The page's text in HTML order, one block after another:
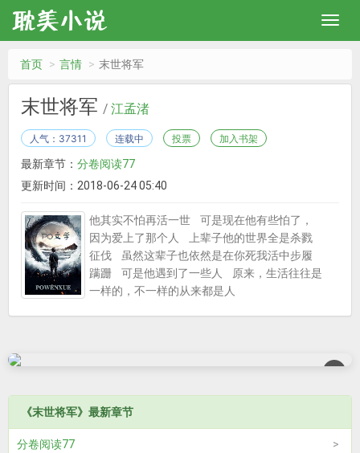
首页 言情 末世将军
末世将军 / 江孟渚
人气：37311 连载中 投票 加入书架
最新章节： 分卷阅读77
更新时间：2018-06-24 05:40
他其实不怕再活一世 可是现在他有些怕了，
因为爱上了那个人 上辈子他的世界全是杀戮
征伐 虽然这辈子也依然是在你死我活中步履
蹒跚 可是他遇到了一些人 原来，生活往往是
一样的，不一样的从来都是人
×
《末世将军》最新章节
分卷阅读77